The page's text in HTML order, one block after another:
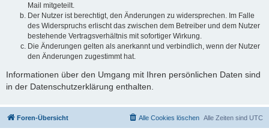
Mail mitgeteilt.
Der Nutzer ist berechtigt, den Änderungen zu widersprechen. Im Falle
des Widerspruchs erlischt das zwischen dem Betreiber und dem Nutzer
bestehende Vertragsverhältnis mit sofortiger Wirkung.
Die Änderungen gelten als anerkannt und verbindlich, wenn der Nutzer
den Änderungen zugestimmt hat.
Informationen über den Umgang mit Ihren persönlichen Daten sind
in der Datenschutzerklärung enthalten.
Foren-Übersicht Alle Zeiten sind UTC
Alle Cookies löschen